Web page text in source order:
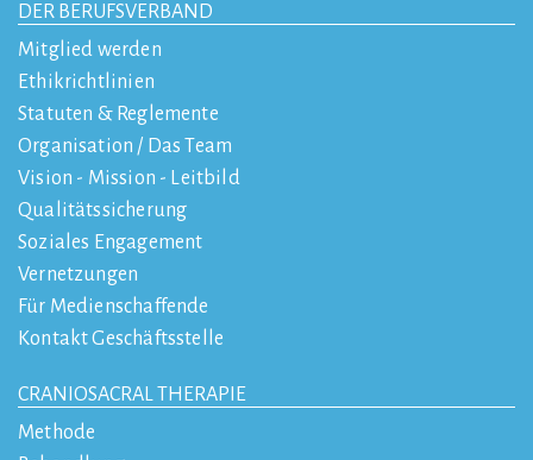
DER BERUFSVERBAND
Mitglied werden
Ethikrichtlinien
Statuten & Reglemente
Organisation / Das Team
Vision - Mission - Leitbild
Qualitätssicherung
Soziales Engagement
Vernetzungen
Für Medienschaffende
Kontakt Geschäftsstelle
CRANIOSACRAL THERAPIE
Methode